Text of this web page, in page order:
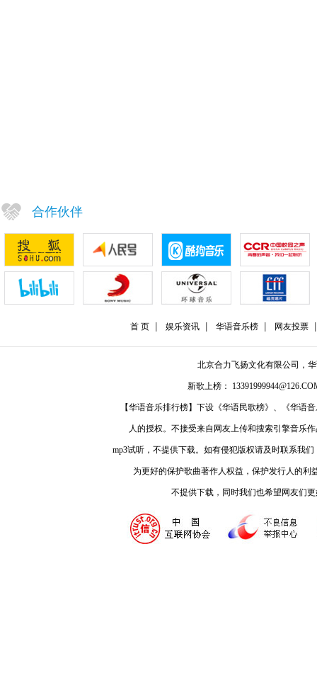
合作伙伴
首 页 娱乐资讯 华语音乐榜 网友投票
北京合力飞扬文化有限公司，
新歌上榜：
【华语音乐排行榜】下设《华语民歌榜》、《华语
人的授权。不接受来自网友上传和搜索引擎音乐
mp3试听，不提供下载。如有侵犯版权请及时联系我
为更好的保护歌曲著作人权益，保护发行人的
不提供下载，同时我们也希望网友们